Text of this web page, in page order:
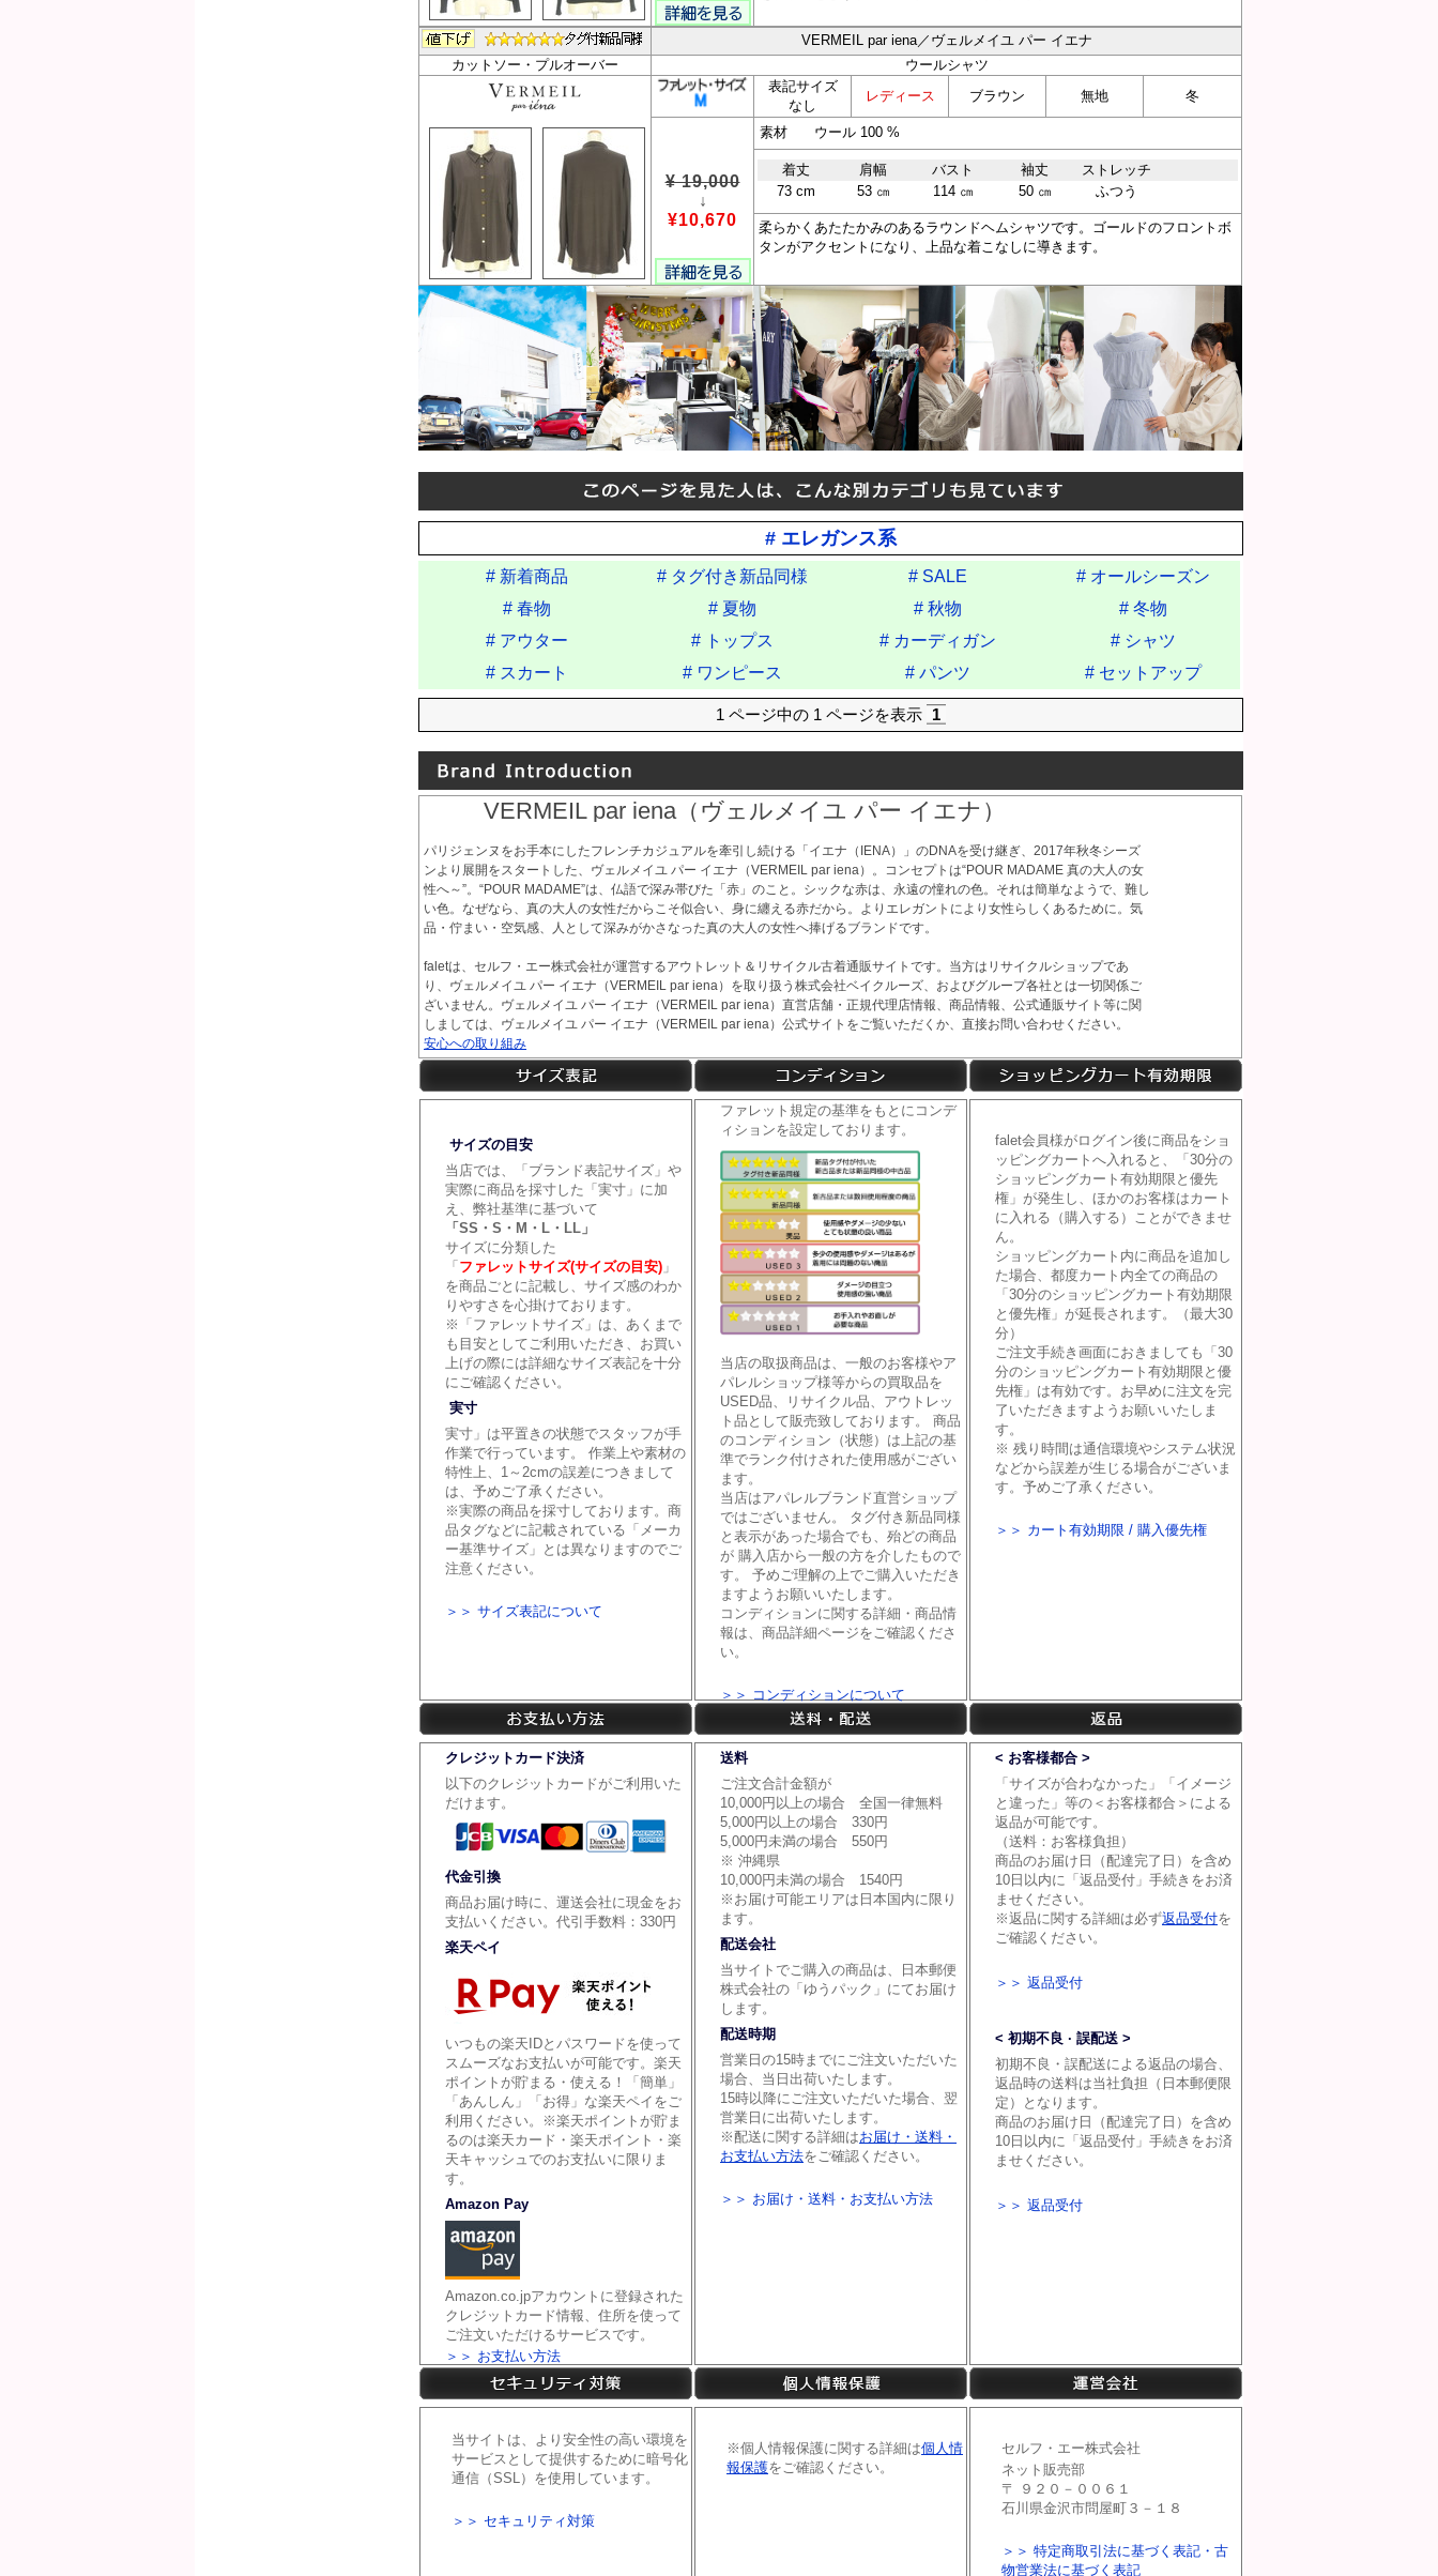
VERMEIL par iena／ヴェルメイユ パー イエナ
カットソー・プルオーバー
ウールシャツ
表記サイズ
なし
レディース ブラウン 無地 冬
¥ 19,000
↓
¥10,670
素材 ウール 100 %
着丈 肩幅 バスト 袖丈
ストレッチ
73 cm
53 ㎝ 114 ㎝ 50 ㎝ ふつう
柔らかくあたたかみのあるラウンドヘムシャツです。ゴールドのフロントボ
タンがアクセントになり、上品な着こなしに導きます。
# エレガンス系
# 新着商品 # タグ付き新品同様 # SALE
# オールシーズン
# 春物
# 夏物 # 秋物
# 冬物
# アウター
# トップス # カーディガン
# シャツ
# スカート
# ワンピース # パンツ # セットアップ
1 ページ中の 1 ページを表示 1
VERMEIL par iena（ヴェルメイユ パー イエナ）
パリジェンヌをお手本にしたフレンチカジュアルを牽引し続ける「イエナ（IENA）」のDNAを受け継ぎ、2017年秋冬シーズ
ンより展開をスタートした、ヴェルメイユ パー イエナ（VERMEIL par iena）。コンセプトは“POUR MADAME 真の大人の女
性へ～”。“POUR MADAME”は、仏語で深み帯びた「赤」のこと。シックな赤は、永遠の憧れの色。それは簡単なようで、難し
い色。なぜなら、真の大人の女性だからこそ似合い、身に纏える赤だから。よりエレガントにより女性らしくあるために。気
品・佇まい・空気感、人として深みがかさなった真の大人の女性へ捧げるブランドです。
faletは、セルフ・エー株式会社が運営するアウトレット＆リサイクル古着通販サイトです。当方はリサイクルショップであ
り、ヴェルメイユ パー イエナ（VERMEIL par iena）を取り扱う株式会社ベイクルーズ、およびグループ各社とは一切関係ご
ざいません。ヴェルメイユ パー イエナ（VERMEIL par iena）直営店舗・正規代理店情報、商品情報、公式通販サイト等に関
しましては、ヴェルメイユ パー イエナ（VERMEIL par iena）公式サイトをご覧いただくか、直接お問い合わせください。
安心への取り組み